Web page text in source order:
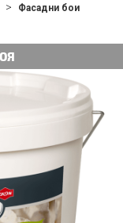
Фасадни бои